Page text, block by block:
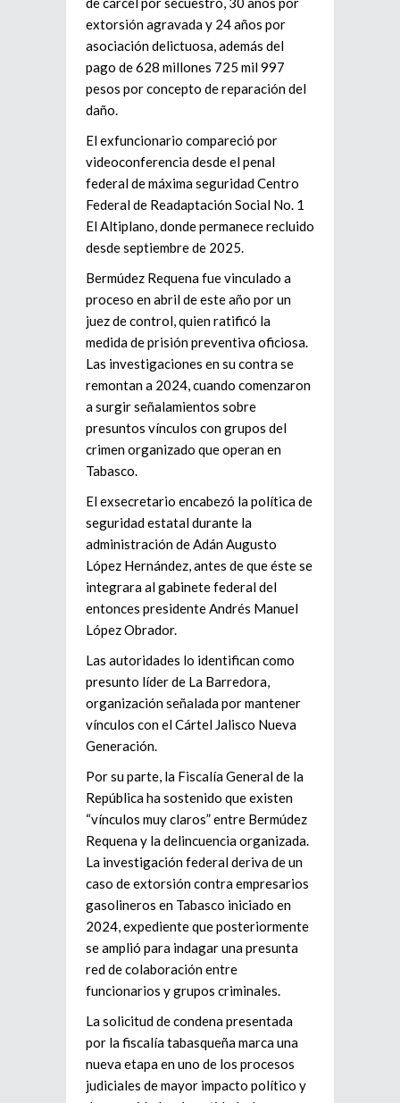
extorsión agravada y 24 años por
asociación delictuosa, además del
pago de628 millones 725 mil 997
pesos por concepto de reparación del
daño.
El exfuncionario compareció por
videoconferencia desde el penal
federal de máxima seguridadCentro
Federal de Readaptación Social No. 1
El Altiplano, donde permanece recluido
desde septiembre de 2025.
Bermúdez Requena fue vinculado a
proceso en abril de este año por un
juez de control, quien ratificó la
medida de prisión preventiva oficiosa.
Las investigaciones en su contra se
remontan a 2024, cuando comenzaron
a surgir señalamientos sobre
presuntos vínculos con grupos del
crimen organizado que operan en
Tabasco.
El exsecretario encabezó la política de
seguridad estatal durante la
administración deAdán Augusto
López Hernández, antes de que éste se
integrara al gabinete federal del
entonces presidenteAndrés Manuel
López Obrador.
Las autoridades lo identifican como
presunto líder de La Barredora,
organización señalada por mantener
vínculos con elCártel Jalisco Nueva
Generación.
Por su parte, la Fiscalía General de la
República ha sostenido que existen
“vínculos muy claros” entre Bermúdez
Requena y la delincuencia organizada.
La investigación federal deriva de un
caso de extorsión contra empresarios
gasolineros en Tabasco iniciado en
2024, expediente que posteriormente
se amplió para indagar una presunta
red de colaboración entre
funcionarios y grupos criminales.
La solicitud de condena presentada
por la fiscalía tabasqueña marca una
nueva etapa en uno de los procesos
judiciales de mayor impacto político y